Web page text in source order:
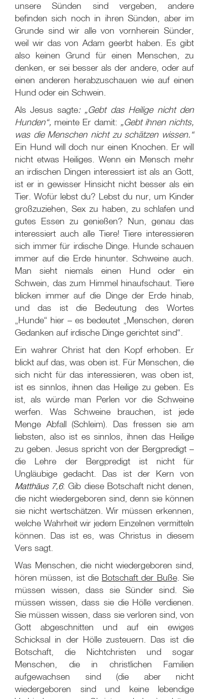
unsere Sünden sind vergeben, andere
befinden sich noch in ihren Sünden, aber im
Grunde sind wir alle von vornherein Sünder,
weil wir das von Adam geerbt haben. Es gibt
also keinen Grund für einen Menschen, zu
denken, er sei besser als der andere, oder auf
einen anderen herabzuschauen wie auf einen
Hund oder ein Schwein.
Als Jesus sagte: „Gebt das Heilige nicht den
Hunden“, meinte Er damit: „Gebt ihnen nichts,
was die Menschen nicht zu schätzen wissen.“
Ein Hund will doch nur einen Knochen. Er will
nicht etwas Heiliges. Wenn ein Mensch mehr
an irdischen Dingen interessiert ist als an Gott,
ist er in gewisser Hinsicht nicht besser als ein
Tier. Wofür lebst du? Lebst du nur, um Kinder
großzuziehen, Sex zu haben, zu schlafen und
gutes Essen zu genießen? Nun, genau das
interessiert auch alle Tiere! Tiere interessieren
sich immer für irdische Dinge. Hunde schauen
immer auf die Erde hinunter. Schweine auch.
Man sieht niemals einen Hund oder ein
Schwein, das zum Himmel hinaufschaut. Tiere
blicken immer auf die Dinge der Erde hinab,
und das ist die Bedeutung des Wortes
„Hunde“ hier – es bedeutet „Menschen, deren
Gedanken auf irdische Dinge gerichtet sind“.
Ein wahrer Christ hat den Kopf erhoben. Er
blickt auf das, was oben ist. Für Menschen, die
sich nicht für das interessieren, was oben ist,
ist es sinnlos, ihnen das Heilige zu geben. Es
ist, als würde man Perlen vor die Schweine
werfen. Was Schweine brauchen, ist jede
Menge Abfall (Schleim). Das fressen sie am
liebsten, also ist es sinnlos, ihnen das Heilige
zu geben. Jesus spricht von der Bergpredigt –
die Lehre der Bergpredigt ist nicht für
Ungläubige gedacht. Das ist der Kern von
Matthäus 7,6: Gib diese Botschaft nicht denen,
die nicht wiedergeboren sind, denn sie können
sie nicht wertschätzen. Wir müssen erkennen,
welche Wahrheit wir jedem Einzelnen vermitteln
können. Das ist es, was Christus in diesem
Vers sagt.
Was Menschen, die nicht wiedergeboren sind,
hören müssen, ist die Botschaft der Buße. Sie
müssen wissen, dass sie Sünder sind. Sie
müssen wissen, dass sie die Hölle verdienen.
Sie müssen wissen, dass sie verloren sind, von
Gott abgeschnitten und auf ein ewiges
Schicksal in der Hölle zusteuern. Das ist die
Botschaft, die Nichtchristen und sogar
Menschen, die in christlichen Familien
aufgewachsen sind (die aber nicht
wiedergeboren sind und keine lebendige